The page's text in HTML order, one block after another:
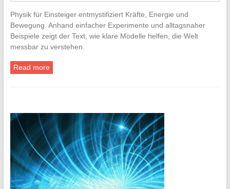
Physik für Einsteiger entmystifiziert Kräfte, Energie und
Bewegung. Anhand einfacher Experimente und alltagsnaher
Beispiele zeigt der Text, wie klare Modelle helfen, die Welt
messbar zu verstehen.
Read more